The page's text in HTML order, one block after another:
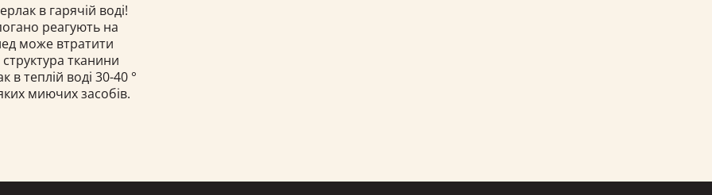
в гарячій воді!
реагують на
може втратити
тканини
теплій воді 30-40 °
миючих засобів.